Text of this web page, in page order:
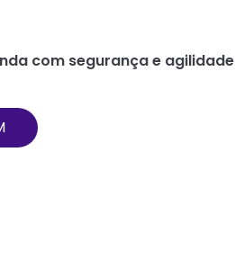
com segurança e agilidade